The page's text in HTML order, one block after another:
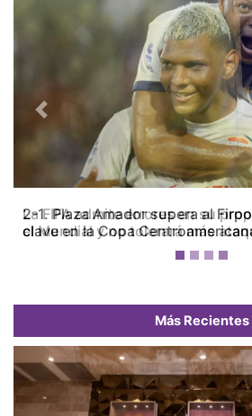
La FIFA admite errores en su
el Mundial y no tolerará más
Previous
Más Recientes